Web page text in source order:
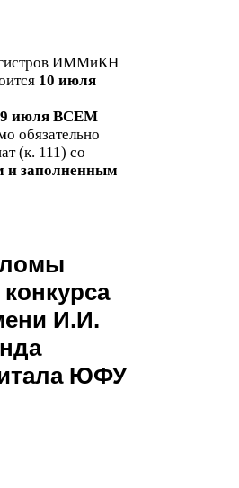
ИММиКН
10 июля
9 июля ВСЕМ
обязательно
(к. 111) со
и заполненным
И.И.
ЮФУ